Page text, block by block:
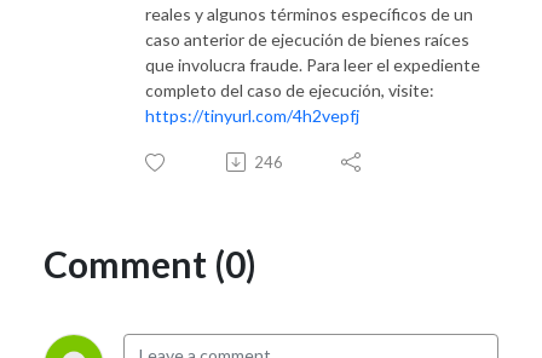
reales y algunos términos específicos de un
caso anterior de ejecución de bienes raíces
que involucra fraude. Para leer el expediente
completo del caso de ejecución, visite:
https://tinyurl.com/4h2vepfj
246
Comment (0)